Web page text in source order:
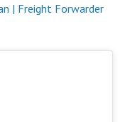
| Freight Forwarder